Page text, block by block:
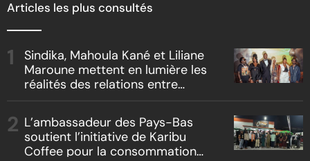
Articles les plus consultés
Sindika, Mahoula Kané et Liliane
Maroune mettent en lumière les
réalités des relations entre
« Boss vs Boss »
L’ambassadeur des Pays-Bas
soutient l’initiative de Karibu
Coffee pour la consommation